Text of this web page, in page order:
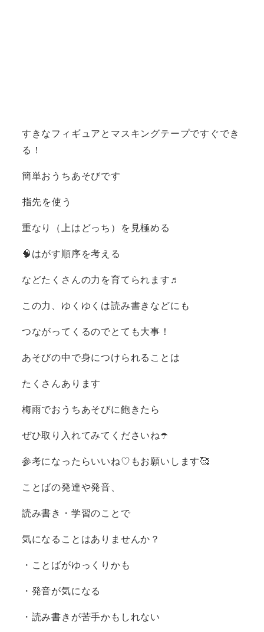
すきなフィギュアとマスキングテープですぐでき
る！
簡単おうちあそびです
️指先を使う
重なり（上はどっち）を見極める
🧠はがす順序を考える
などたくさんの力を育てられます♬
この力、ゆくゆくは読み書きなどにも
つながってくるのでとても大事！
あそびの中で身につけられることは
たくさんあります
梅雨でおうちあそびに飽きたら
ぜひ取り入れてみてくださいね☂️
参考になったらいいね♡もお願いします🥰
ことばの発達や発音、
読み書き・学習のことで
気になることはありませんか？
・ことばがゆっくりかも
・発音が気になる
・読み書きが苦手かもしれない